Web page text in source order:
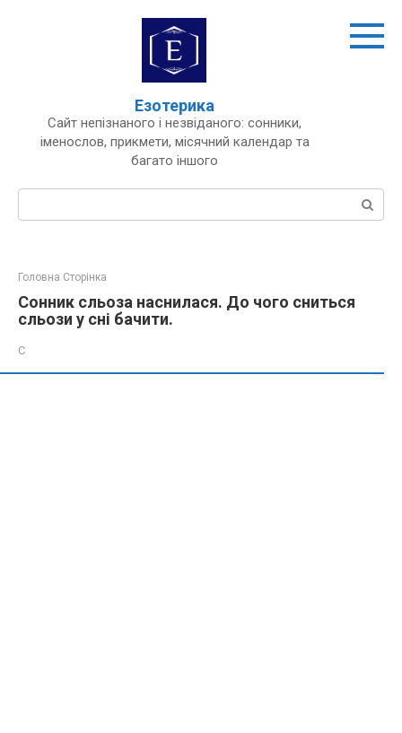
Езотерика
Сайт непізнаного і незвіданого: сонники,
іменослов, прикмети, місячний календар та
багато іншого
Пошук:
Головна Сторінка
Сонник сльоза наснилася. До чого сниться
сльози у сні бачити.
С